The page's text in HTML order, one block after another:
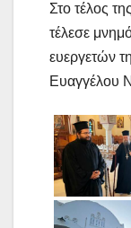
Στο τέλος
τέλεσε
ευεργετών
Ευαγγέλου